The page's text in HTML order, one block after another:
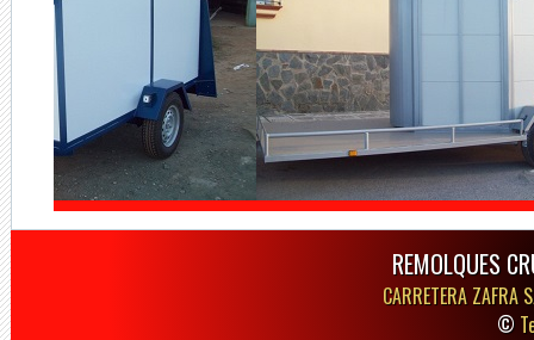
REMOLQUES
CARRETERA
©